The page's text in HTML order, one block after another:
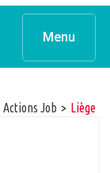
Menu
Actions Job > Liège